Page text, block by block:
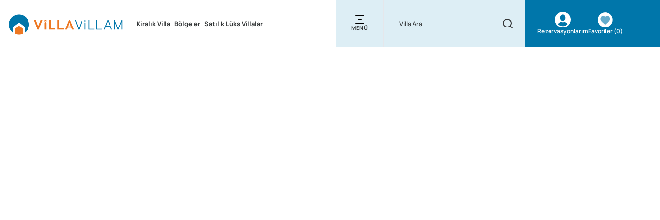
Kiralık Villa Bölgeler Satılık Lüks Villalar MENÜ RezervasyonlarımFavoriler(0)